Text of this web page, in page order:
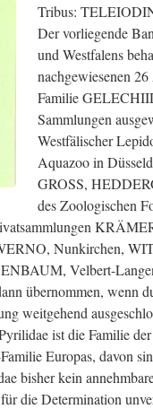
Tribus:
Der vorliegende
und Westfalens
nachgewiesenen
Familie
Sammlungen
Westfälischer
Aquazoo in
GROSS,
des Zoologischen
Nunkirchen,
Velbert-
übernommen, wenn
weitgehend
ist die Familie
Europas, davon
bisher kein
die Determination